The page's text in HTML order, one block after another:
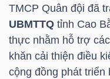
TMCP Quân đội đã
UBMTTQ tỉnh Cao
thực nhằm hỗ trợ
khăn cải thiện điều
cộng đồng phát triển
(-)
SECTOR